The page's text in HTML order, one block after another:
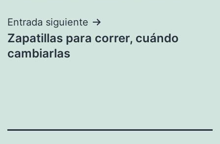
Entrada siguiente
Zapatillas para correr, cuándo
cambiarlas